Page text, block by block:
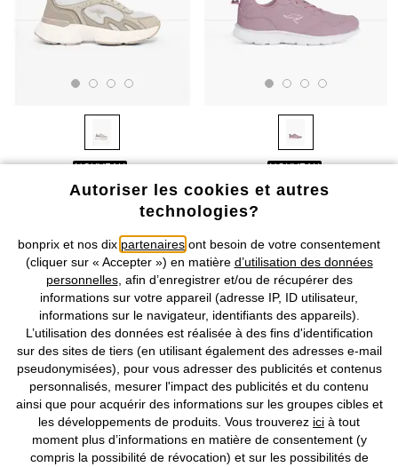
NOUVEAU
Sneakers chunky Kangaroos à
mémoire de forme
NOUVEAU
Baskets Kangaroos à semelle
Autoriser les cookies et autres
technologies?
bonprix et nos dix partenaires ont besoin de votre consentement
(cliquer sur « Accepter ») en matière d’utilisation des données
personnelles, afin d’enregistrer et/ou de récupérer des
informations sur votre appareil (adresse IP, ID utilisateur,
informations sur le navigateur, identifiants des appareils).
L’utilisation des données est réalisée à des fins d'identification
sur des sites de tiers (en utilisant également des adresses e-mail
pseudonymisées), pour vous adresser des publicités et contenus
personnalisés, mesurer l'impact des publicités et du contenu
ainsi que pour acquérir des informations sur les groupes cibles et
les développements de produits. Vous trouverez ici à tout
moment plus d’informations en matière de consentement (y
compris la possibilité de révocation) et sur les possibilités de